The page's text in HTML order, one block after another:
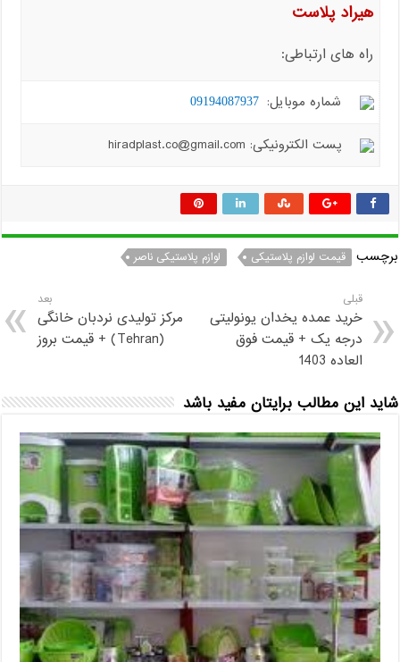
هیراد پلاست
راه های ارتباطی:
شماره موبایل: 09194087937
پست الکترونیکی: hiradplast.co@gmail.com
برچسب قیمت لوازم پلاستیکی لوازم پلاستیکی ناصر
قبلی
خرید عمده یخدان یونولیتی
درجه یک + قیمت فوق
العاده 1403
بعد
مرکز تولیدی نردبان خانگی
(Tehran) + قیمت بروز
شاید این مطالب برایتان مفید باشد